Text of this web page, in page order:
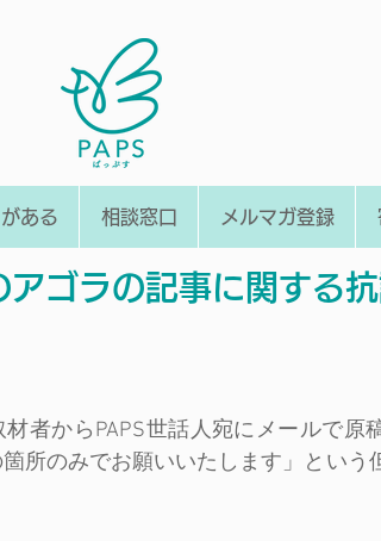
ある 相談窓口 メルマガ登録
ゴラの記事に関する
者からPAPS世話人宛にメールで原
所のみでお願いいたします」という